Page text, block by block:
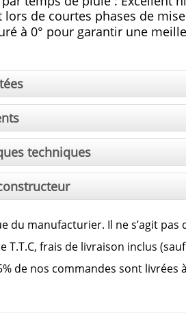
lors de courtes phases de
à 0° pour garantir une
techniques
du manufacturier. Il ne s’agit
T.T.C, frais de livraison inclus
de nos commandes sont